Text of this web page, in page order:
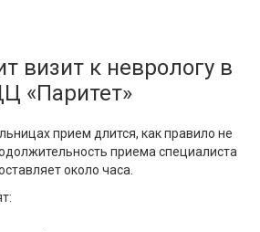
визит к неврологу в
«Паритет»
прием длится, как правило не
приема специалиста
около часа.